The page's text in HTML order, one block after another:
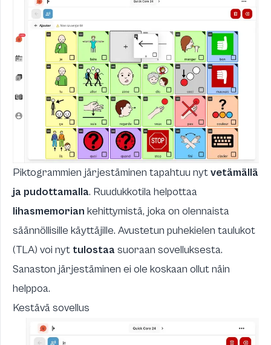
Piktogrammien järjestäminen tapahtuu nytvetämällä
ja pudottamalla. Ruudukkotila helpottaa
lihasmemorian kehittymistä, joka on olennaista
säännöllisille käyttäjille. Avustetun puhekielen taulukot
(TLA) voi nyt tulostaa suoraan sovelluksesta.
Sanaston järjestäminen ei ole koskaan ollut näin
helppoa.
Kestävä sovellus